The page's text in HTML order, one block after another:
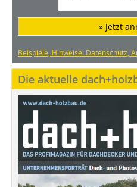
» Jetzt
Beispiele, Hinweise: Datenschutz,
Die aktuelle